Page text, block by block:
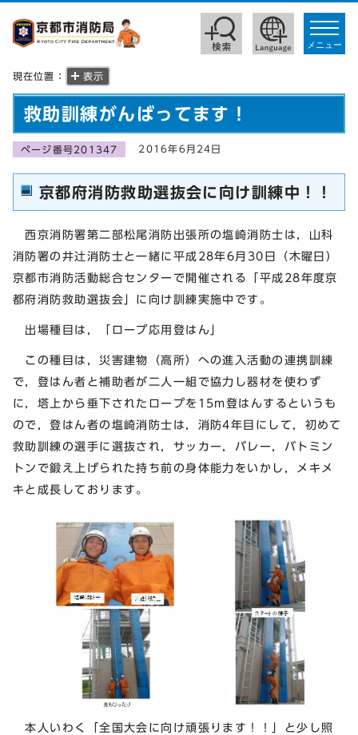
toggle
メニュー
現在位置： 表示
救助訓練がんばってます！
ページ番号201347 2016年6月24日
京都府消防救助選抜会に向け訓練中！！
西京消防署第二部松尾消防出張所の塩崎消防士は，山科
消防署の井辻消防士と一緒に平成28年6月30日（木曜日）
京都市消防活動総合センターで開催される「平成28年度京
都府消防救助選抜会」に向け訓練実施中です。
出場種目は，「ロープ応用登はん」
この種目は，災害建物（高所）への進入活動の連携訓練
で，登はん者と補助者が二人一組で協力し器材を使わず
に，塔上から垂下されたロープを15m登はんするというも
ので，登はん者の塩崎消防士は，消防4年目にして，初めて
救助訓練の選手に選抜され，サッカー，バレー，バトミン
トンで鍛え上げられた持ち前の身体能力をいかし，メキメ
キと成長しております。
本人いわく「全国大会に向け頑張ります！！」と少し照